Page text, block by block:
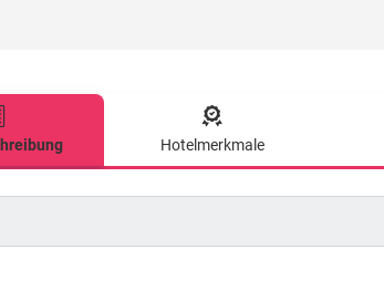
Hotelmerkmale